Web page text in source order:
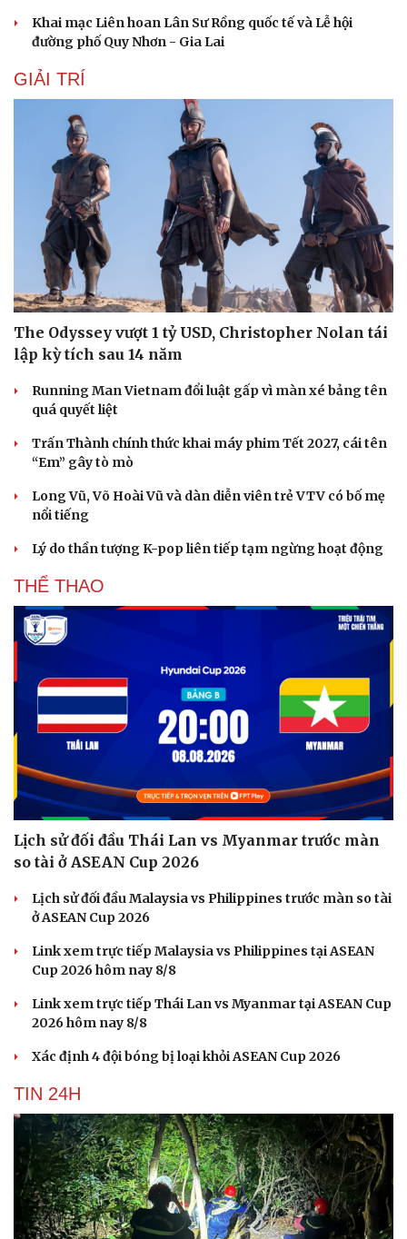
Du lịch
Săn Tour
check-in
Câu chuyện thời sự
Cửa sổ tình yêu
Kể chuyện cho bé
Khai mạc Liên hoan Lân Sư Rồng quốc tế và Lễ hội
đường phố Quy Nhơn - Gia Lai
GIẢI TRÍ
The Odyssey vượt 1 tỷ USD, Christopher Nolan tái
lập kỳ tích sau 14 năm
Running Man Vietnam đổi luật gấp vì màn xé bảng tên
quá quyết liệt
Trấn Thành chính thức khai máy phim Tết 2027, cái tên
“Em” gây tò mò
Long Vũ, Võ Hoài Vũ và dàn diễn viên trẻ VTV có bố mẹ
nổi tiếng
Lý do thần tượng K-pop liên tiếp tạm ngừng hoạt động
THỂ THAO
Lịch sử đối đầu Thái Lan vs Myanmar trước màn
so tài ở ASEAN Cup 2026
Lịch sử đối đầu Malaysia vs Philippines trước màn so tài
ở ASEAN Cup 2026
Link xem trực tiếp Malaysia vs Philippines tại ASEAN
Cup 2026 hôm nay 8/8
Link xem trực tiếp Thái Lan vs Myanmar tại ASEAN Cup
2026 hôm nay 8/8
Xác định 4 đội bóng bị loại khỏi ASEAN Cup 2026
TIN 24H